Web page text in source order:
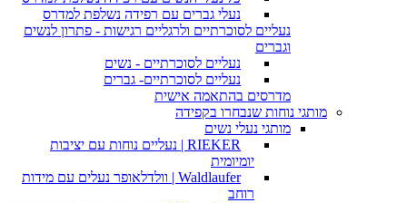
נעלי גברים עם רפידה נשלפת למדרס
נעליים לסוכרתיים ולרגליים רגישות - פתרון לנשים
וגברים
נעליים לסוכרתיים - נשים
נעליים לסוכרתיים- גברים
מדרסים בהתאמה אישית
מותגי נוחות שנבחרו בקפידה
מותגי נעלי נשים
RIEKER | נעליים נוחות עם יציבות
יומיומית
Waldlaufer | וולדלאופר נעלים עם מידות
רוחב